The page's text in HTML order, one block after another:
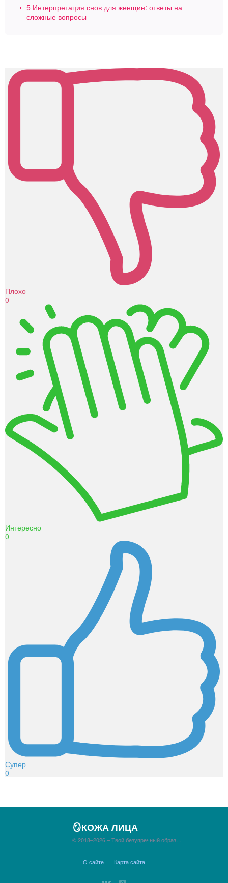
5 Интерпретация снов для женщин: ответы на
сложные вопросы
Плохо
0
Интересно
0
Супер
0
🪞КОЖА ЛИЦА
© 2018–2026 – Твой безупречный образ…
О сайте Карта сайта